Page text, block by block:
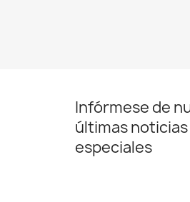
Infórmese de
últimas
especiales